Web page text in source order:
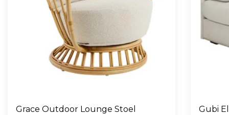
Grace Outdoor Lounge Stoel
Gubi